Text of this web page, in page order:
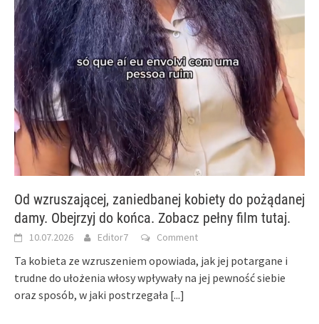
Od wzruszającej, zaniedbanej kobiety do pożądanej
damy. Obejrzyj do końca. Zobacz pełny film tutaj.
10.07.2026 Editor7 Comment
Ta kobieta ze wzruszeniem opowiada, jak jej potargane i
trudne do ułożenia włosy wpływały na jej pewność siebie
oraz sposób, w jaki postrzegała [...]